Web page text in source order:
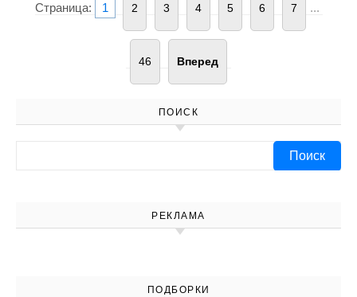
Страница: 1 2 3 4 5 6 7 ...
46 Вперед
ПОИСК
РЕКЛАМА
ПОДБОРКИ